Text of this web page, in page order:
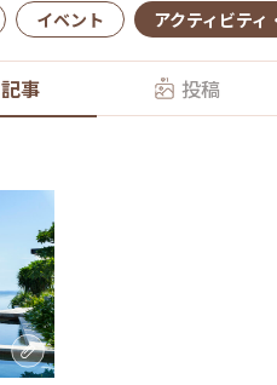
イベント アクティビティ
記事 投稿